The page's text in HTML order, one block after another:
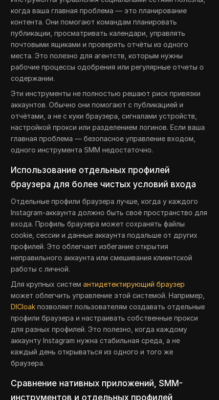
когда ваша главная проблема — это планирование
контента. Они помогают командам планировать
публикации, просматривать календари, управлять
почтовыми ящиками и проверять отчёты из одного
места. Это полезно для агентств, которым нужны
рабочие процессы одобрения или регулярные отчеты о
содержании.
Эти инструменты не полностью решают риск привязки
аккаунтов. Обычно они помогают с публикацией и
отчётами, а не с куки браузера, сигналами устройств,
настройкой прокси или разделением логинов. Если ваша
главная проблема — безопасное управление входом,
одного инструмента SMM недостаточно.
Использование отдельных профилей
браузера для более чистых условий входа
Отдельные профили браузера лучше, когда у каждого
Instagram-аккаунта должно быть своё пространство для
входа. Профиль браузера может сохранять файлы
cookie, сессии и данные аккаунта подальше от других
профилей. Это облегчает избегание открытия
неправильного аккаунта или смешивания клиентской
работы с личной.
Для крупных системантидетектирующий браузер
может облегчить управление этой системой. Например,
DICloak позволяет пользователям создавать отдельные
профили браузера и настраивать собственные прокси
для разных профилей. Это полезно, когда каждому
аккаунту Instagram нужна стабильная среда, а не
каждый день открываться из одного и того же
браузера.
Сравнение нативных приложений, SMM-
инструментов и отдельных профилей